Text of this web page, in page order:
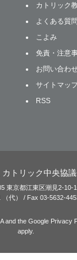
カトリック
よくある質問
こよみ
免責・注意
お問い合わ
サイトマッ
RSS
カトリック中央協
東京都江東区潮見2-10-
（代） / Fax 03-5632-
and the Google Privacy
apply.